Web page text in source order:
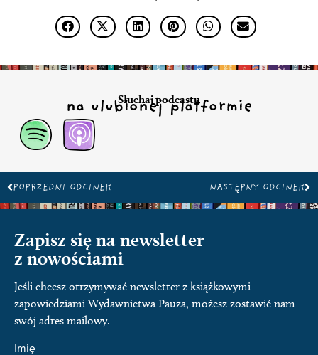
Słuchaj podcastu
na ulubionej platformie
Prev
POPRZEDNI ODCINEK NASTĘPNY ODCINEK
Zapisz się na newsletter
z nowościami
Jeśli chcesz otrzymywać newsletter z książkowymi
zapowiedziami Wydawnictwa Pauza, możesz zostawić nam
swój adres mailowy.
Imię